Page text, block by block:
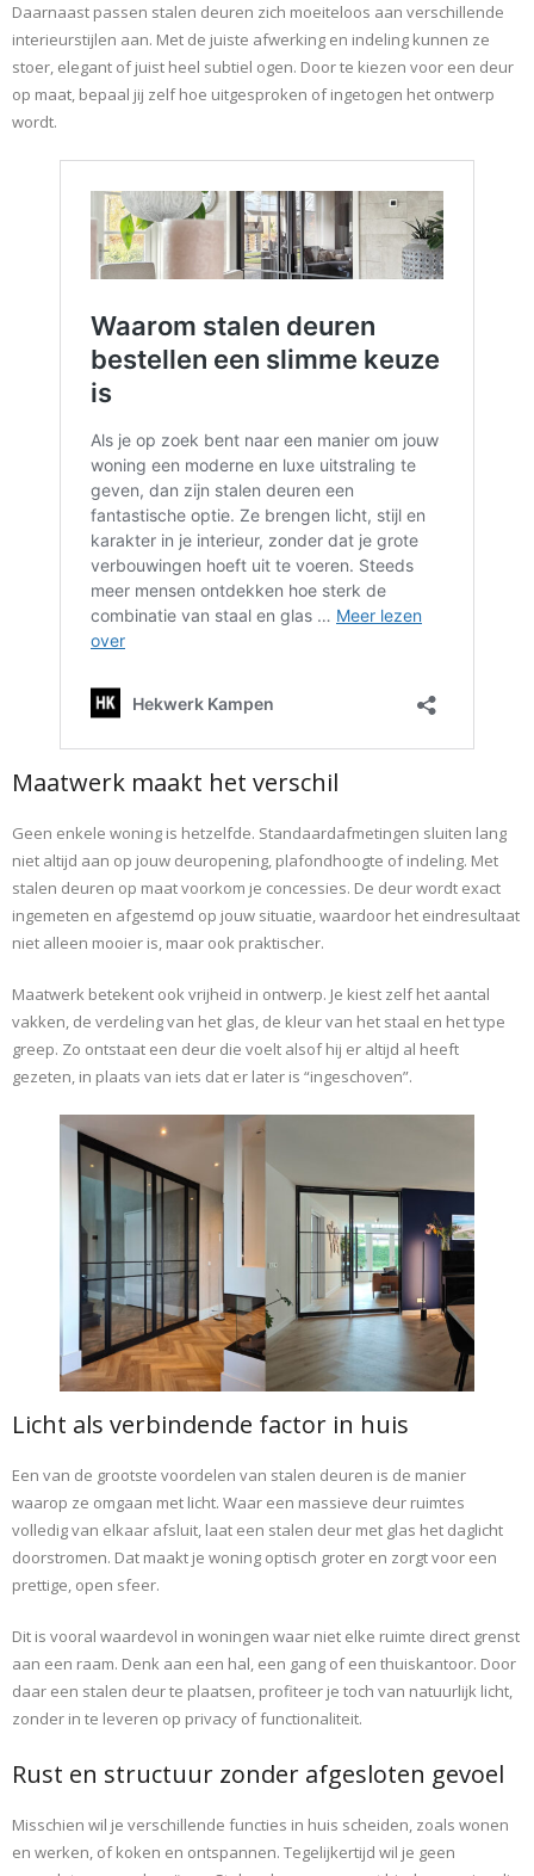
Daarnaast passen stalen deuren zich moeiteloos aan verschillende
interieurstijlen aan. Met de juiste afwerking en indeling kunnen ze
stoer, elegant of juist heel subtiel ogen. Door te kiezen voor een deur
op maat, bepaal jij zelf hoe uitgesproken of ingetogen het ontwerp
wordt.
Maatwerk maakt het verschil
Geen enkele woning is hetzelfde. Standaardafmetingen sluiten lang
niet altijd aan op jouw deuropening, plafondhoogte of indeling. Met
stalen deuren op maat voorkom je concessies. De deur wordt exact
ingemeten en afgestemd op jouw situatie, waardoor het eindresultaat
niet alleen mooier is, maar ook praktischer.
Maatwerk betekent ook vrijheid in ontwerp. Je kiest zelf het aantal
vakken, de verdeling van het glas, de kleur van het staal en het type
greep. Zo ontstaat een deur die voelt alsof hij er altijd al heeft
gezeten, in plaats van iets dat er later is “ingeschoven”.
Licht als verbindende factor in huis
Een van de grootste voordelen van stalen deuren is de manier
waarop ze omgaan met licht. Waar een massieve deur ruimtes
volledig van elkaar afsluit, laat een stalen deur met glas het daglicht
doorstromen. Dat maakt je woning optisch groter en zorgt voor een
prettige, open sfeer.
Dit is vooral waardevol in woningen waar niet elke ruimte direct grenst
aan een raam. Denk aan een hal, een gang of een thuiskantoor. Door
daar een stalen deur te plaatsen, profiteer je toch van natuurlijk licht,
zonder in te leveren op privacy of functionaliteit.
Rust en structuur zonder afgesloten gevoel
Misschien wil je verschillende functies in huis scheiden, zoals wonen
en werken, of koken en ontspannen. Tegelijkertijd wil je geen